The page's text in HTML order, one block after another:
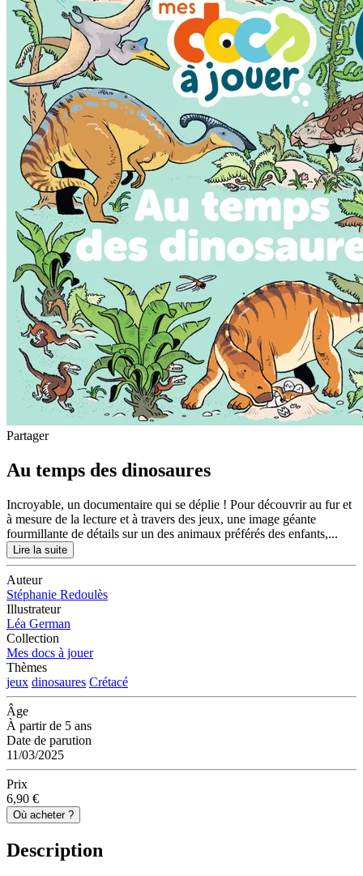
Partager
Au temps des dinosaures
Incroyable, un documentaire qui se déplie ! Pour découvrir au fur et
à mesure de la lecture et à travers des jeux, une image géante
fourmillante de détails sur un des animaux préférés des enfants,...
Lire la suite
Auteur
Stéphanie Redoulès
Illustrateur
Léa German
Collection
Mes docs à jouer
Thèmes
jeux dinosaures Crétacé
Âge
À partir de 5 ans
Date de parution
11/03/2025
Prix
6,90 €
Où acheter ?
Description